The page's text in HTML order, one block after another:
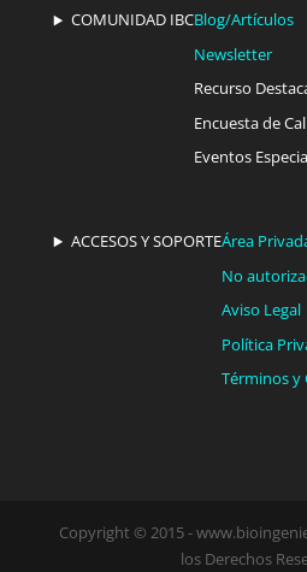
COMUNIDAD IBCBlog/Artículos
Newsletter
Recurso
Encuesta de
Eventos
ACCESOS Y SOPORTEÁrea
No
Aviso Legal
Política
Términos y
Copyright © 2015 -
los Derechos